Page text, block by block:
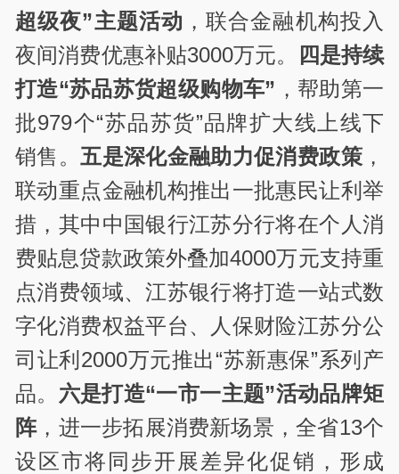
超级夜”主题活动 ，联合金融机构投入
夜间消费优惠补贴3000万元。
四是持续
打造“苏品苏货超级购物车” ，帮助第一
批979个“苏品苏货”品牌扩大线上线下
销售。五是深化金融助力促消费政策，
联动重点金融机构推出一批惠民让利举
措，其中中国银行江苏分行将在个人消
费贴息贷款政策外叠加4000万元支持重
点消费领域、江苏银行将打造一站式数
字化消费权益平台、人保财险江苏分公
司让利 2000万元推出“苏新惠保”系列产
品。 六是打造“一市一主题”活动品牌矩
阵，进一步拓展消费新场景，全省13个
设区市将同步开展差异化促销，形成